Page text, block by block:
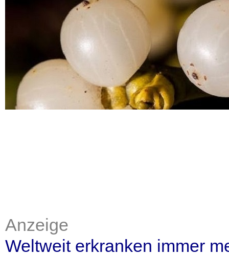
Anzeige
Weltweit erkranken immer